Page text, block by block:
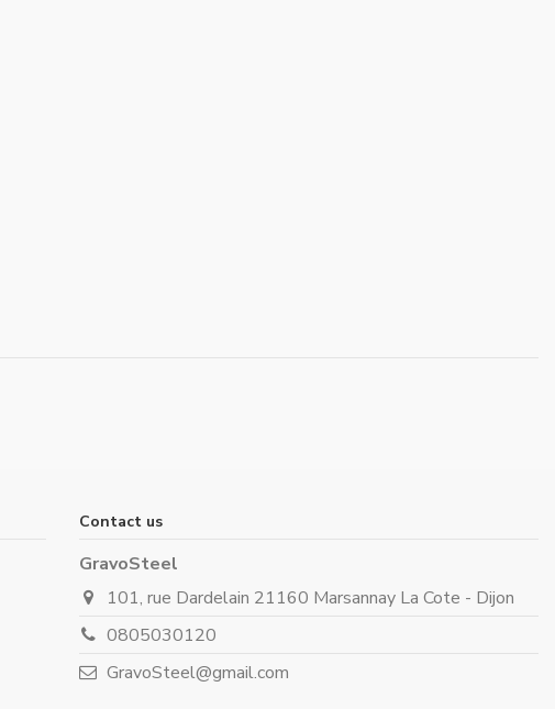
Contact us
GravoSteel
101, rue Dardelain 21160 Marsannay La Cote - Dijon
0805030120
GravoSteel@gmail.com